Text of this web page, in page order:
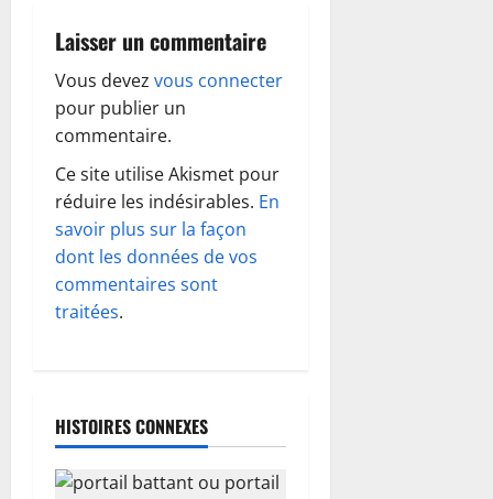
t
i
o
n
d
’
a
i
Laisser un commentaire
Vous devez vous connecter
pour publier un
commentaire.
Ce site utilise Akismet pour
réduire les indésirables. En
savoir plus sur la façon
dont les données de vos
commentaires sont
traitées.
HISTOIRES CONNEXES